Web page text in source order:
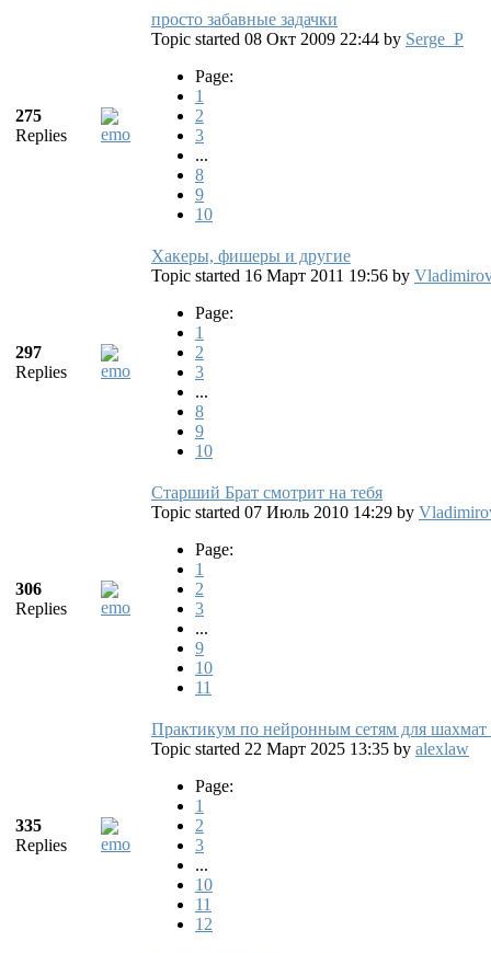
275
Replies
просто забавные задачки
Topic started 08 Окт 2009 22:44 by Serge_P
Page:
1
2
3
...
8
9
10
297
Replies
Хакеры, фишеры и другие
Topic started 16 Март 2011 19:56 by
Page:
1
2
3
...
8
9
10
306
Replies
Старший Брат смотрит на тебя
Topic started 07 Июль 2010 14:29 by
Page:
1
2
3
...
9
10
11
335
Replies
Практикум по нейронным сетям для
Topic started 22 Март 2025 13:35 by alexlaw
Page:
1
2
3
...
10
11
12